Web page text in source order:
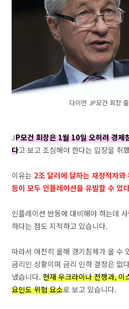
다이먼 JP모건 회장
JP모건 회장은 1월 10일 오히려 경제
다고 보고 조심해야 한다는 입장을 취
이유는 2조 달러에 달하는 재정적자
등이 모두 인플레이션을 유발할 수 있
인플레이션 반등에 대비해야 하는데
하다는 점도 지적하고 있습니다.
따라서 여전히 올해 경기침체가 올 수
금리인 상황이며 금리 인하 결정은 없
냈습니다. 현재 우크라이나 전쟁과, 이
요인도 위험 요소로 보고 있습니다.